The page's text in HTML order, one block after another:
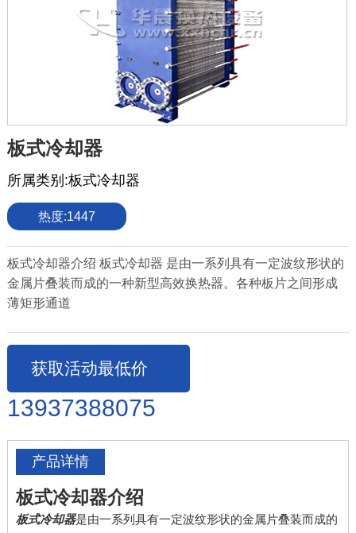
板式冷却器
所属类别:板式冷却器
热度:1447
板式冷却器介绍 板式冷却器 是由一系列具有一定波纹形状的
金属片叠装而成的一种新型高效换热器。各种板片之间形成
薄矩形通道
获取活动最低价
13937388075
产品详情
板式冷却器介绍
板式冷却器是由一系列具有一定波纹形状的金属片叠装而成的